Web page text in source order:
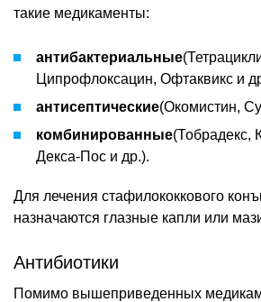
такие медикаменты:
антибактериальные
Ципрофлоксацин, Офтаквикс и
антисептические(Окомистин,
комбинированные(Тобрадекс,
Декса-Пос и др.).
Для лечения стафилококкового
назначаются глазные капли или
Антибиотики
Помимо вышеприведенных